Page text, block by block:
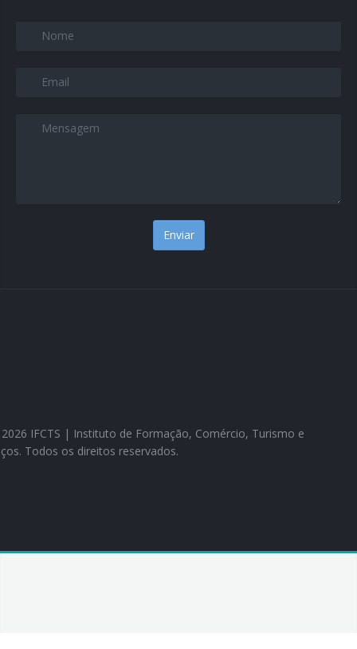
IFCTS | Instituto de Formação, Comércio, Turismo e
Todos os direitos reservados.